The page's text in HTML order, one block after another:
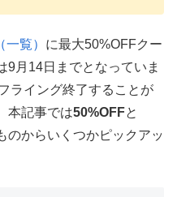
覧） に最大50%OFFクー
9月14日までとなっていま
ライング終了することが
本記事では50%OFFと
のからいくつかピックアッ